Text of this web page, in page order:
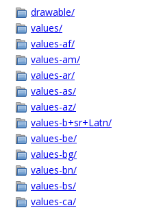
drawable/
values/
values-af/
values-am/
values-ar/
values-as/
values-az/
values-b+sr+Latn/
values-be/
values-bg/
values-bn/
values-bs/
values-ca/